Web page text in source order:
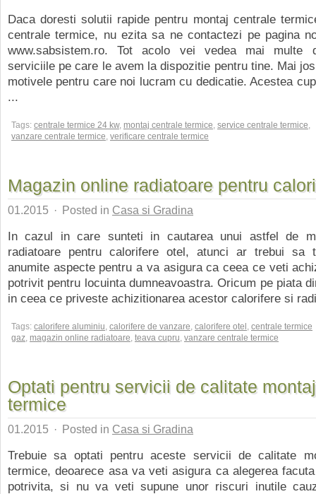
Daca doresti solutii rapide pentru montaj centrale
centrale termice, nu ezita sa ne contactezi pe pagina
www.sabsistem.ro. Tot acolo vei vedea mai multe
serviciile pe care le avem la dispozitie pentru tine. Mai
motivele pentru care noi lucram cu dedicatie. Acestea
...
Tags: centrale termice 24 kw, montaj centrale termice, service centrale termice,
vanzare centrale termice, verificare centrale termice
Magazin online radiatoare pentru
01.2015 · Posted in Casa si Gradina
In cazul in care sunteti in cautarea unui astfel de
radiatoare pentru calorifere otel, atunci ar trebui sa
anumite aspecte pentru a va asigura ca ceea ce veti
potrivit pentru locuinta dumneavoastra. Oricum pe piata
in ceea ce priveste achizitionarea acestor calorifere si
Tags: calorifere aluminiu, calorifere de vanzare, calorifere otel , centrale termice
gaz, magazin online radiatoare, teava cupru, vanzare centrale termice
Optati pentru servicii de calitate
termice
01.2015 · Posted in Casa si Gradina
Trebuie sa optati pentru aceste servicii de calitate
termice, deoarece asa va veti asigura ca alegerea
potrivita, si nu va veti supune unor riscuri inutile